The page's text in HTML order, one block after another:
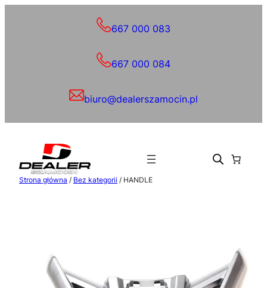
667 000 083
667 000 084
biuro@dealerszamocin.pl
Strona główna / Bez kategorii / HANDLE